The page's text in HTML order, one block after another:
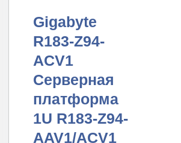
Gigabyte
R183-Z94-
ACV1
Серверная
платформа
1U R183-Z94-
AAV1/ACV1